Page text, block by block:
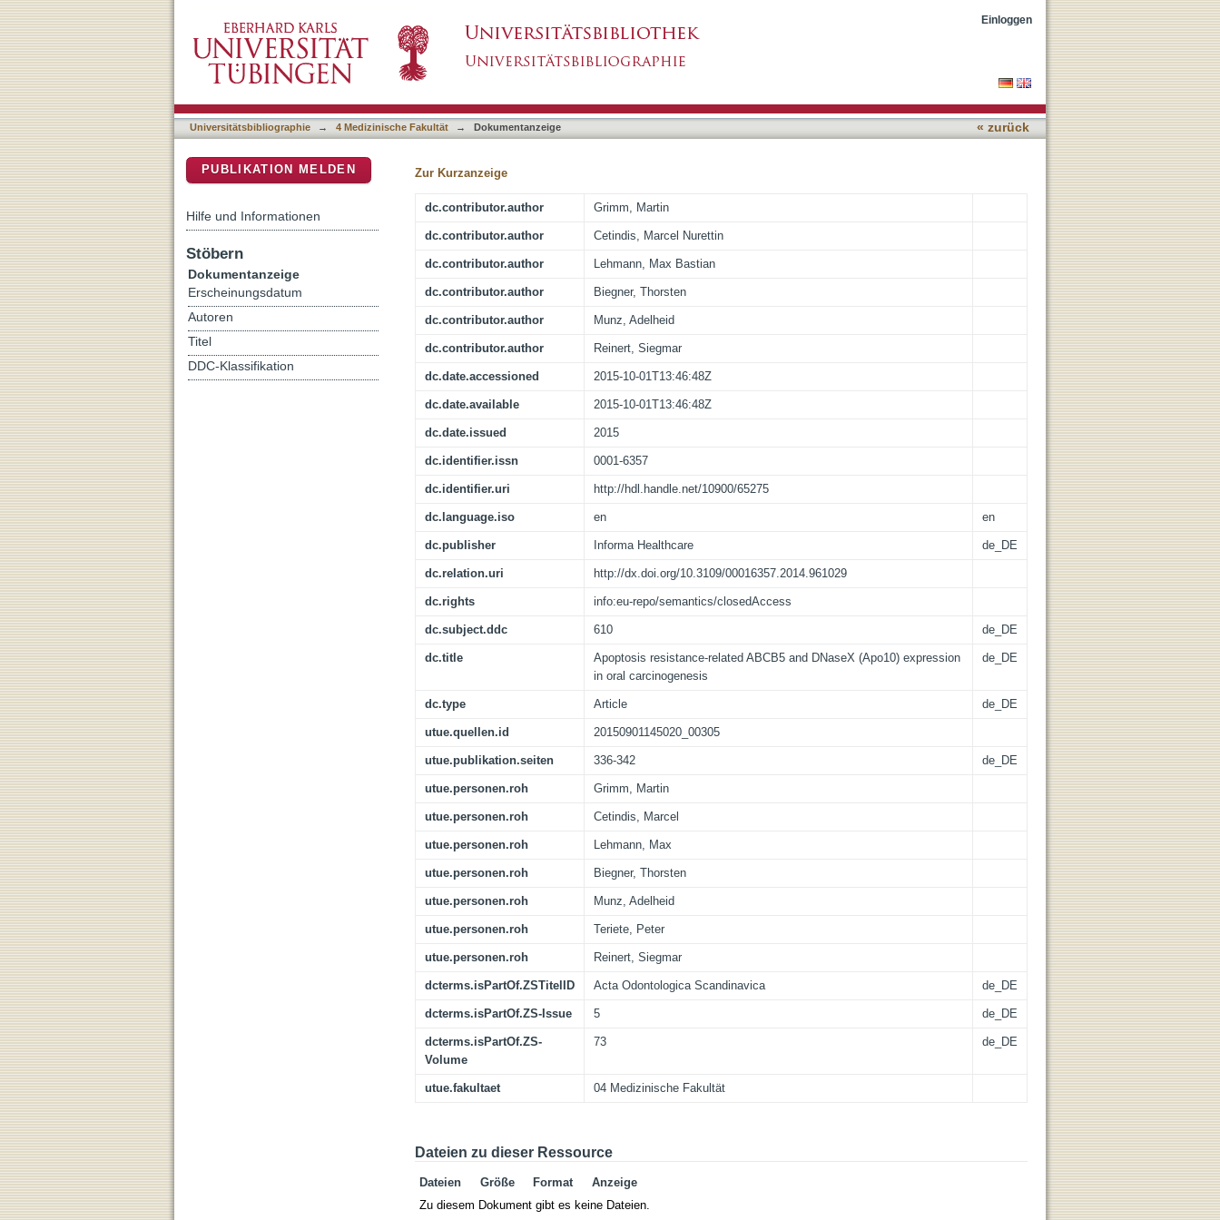
Apoptosis resistance-related ABCB5 and DNaseX (Apo10) expression in oral carcinogenesisEinloggen
Universitätsbibliographie → 4 Medizinische Fakultät → Dokumentanzeige « zurück
Zur Kurzanzeige
dc.contributor.author Grimm, Martin
dc.contributor.author Cetindis, Marcel Nurettin
dc.contributor.author Lehmann, Max Bastian
dc.contributor.author Biegner, Thorsten
dc.contributor.author Munz, Adelheid
dc.contributor.author Reinert, Siegmar
dc.date.accessioned 2015-10-01T13:46:48Z
dc.date.available 2015-10-01T13:46:48Z
dc.date.issued 2015
dc.identifier.issn 0001-6357
dc.identifier.uri http://hdl.handle.net/10900/65275
dc.language.iso en en
dc.publisher Informa Healthcare de_DE
dc.relation.uri http://dx.doi.org/10.3109/00016357.2014.961029
dc.rights info:eu-repo/semantics/closedAccess
dc.subject.ddc 610 de_DE
dc.title
Apoptosis resistance-related ABCB5 and DNaseX (Apo10) expression
in oral carcinogenesis
de_DE
dc.type Article de_DE
utue.quellen.id 20150901145020_00305
utue.publikation.seiten 336-342 de_DE
utue.personen.roh Grimm, Martin
utue.personen.roh Cetindis, Marcel
utue.personen.roh Lehmann, Max
utue.personen.roh Biegner, Thorsten
utue.personen.roh Munz, Adelheid
utue.personen.roh Teriete, Peter
utue.personen.roh Reinert, Siegmar
dcterms.isPartOf.ZSTitelID Acta Odontologica Scandinavica de_DE
dcterms.isPartOf.ZS-Issue 5 de_DE
dcterms.isPartOf.ZS-
Volume
73 de_DE
utue.fakultaet 04 Medizinische Fakultät
Dateien zu dieser Ressource
Dateien Größe Format
Anzeige
Zu diesem Dokument gibt es keine Dateien.
PUBLIKATION MELDEN
Hilfe und Informationen
Stöbern
Dokumentanzeige
Erscheinungsdatum
Autoren
Titel
DDC-Klassifikation